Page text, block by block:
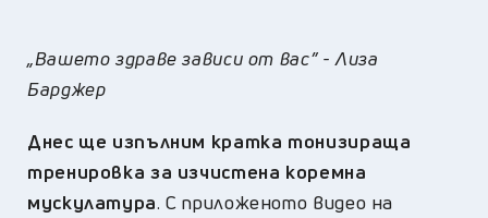
„Вашето здраве зависи от вас” - Лиза
Барджер
Днес ще изпълним кратка тонизираща
тренировка за изчистена коремна
мускулатура. С приложеното видео на